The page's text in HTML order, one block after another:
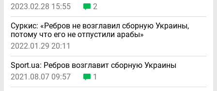
2023.02.28 15:55
2
Суркис: «Ребров не возглавил сборную Украины,
потому что его не отпустили арабы»
2022.01.29 20:11
Sport.ua: Ребров возглавит сборную Украины
2021.08.07 09:57
1